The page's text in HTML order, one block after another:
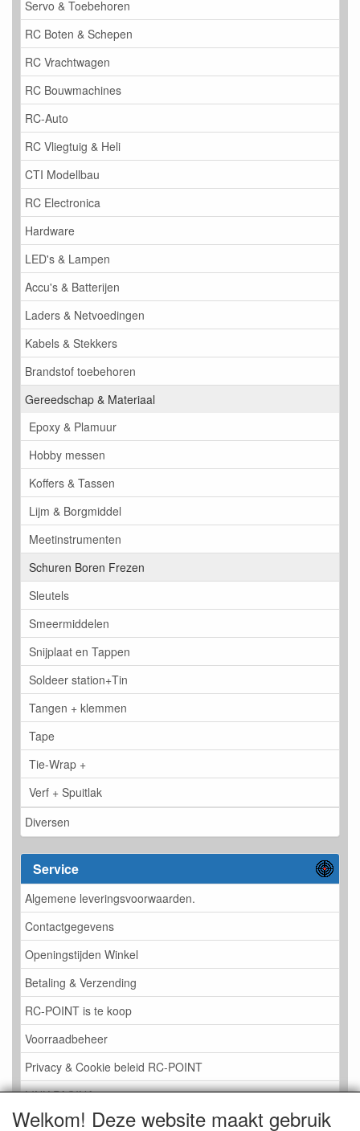
Servo & Toebehoren
RC Boten & Schepen
RC Vrachtwagen
RC Bouwmachines
RC-Auto
RC Vliegtuig & Heli
CTI Modellbau
RC Electronica
Hardware
LED's & Lampen
Accu's & Batterijen
Laders & Netvoedingen
Kabels & Stekkers
Brandstof toebehoren
Gereedschap & Materiaal
Epoxy & Plamuur
Hobby messen
Koffers & Tassen
Lijm & Borgmiddel
Meetinstrumenten
Schuren Boren Frezen
Sleutels
Smeermiddelen
Snijplaat en Tappen
Soldeer station+Tin
Tangen + klemmen
Tape
Tie-Wrap +
Verf + Spuitlak
Diversen
Service
Algemene leveringsvoorwaarden.
Contactgegevens
Openingstijden Winkel
Betaling & Verzending
RC-POINT is te koop
Voorraadbeheer
Privacy & Cookie beleid RC-POINT
LINK PAGINA
Gastenboek RC-POINT
Welkom! Deze website maakt gebruik